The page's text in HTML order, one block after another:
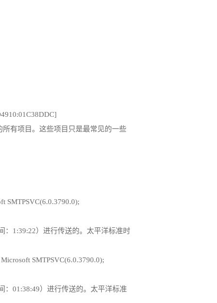
有项目。这些项目只是最常见的一些
SMTPSVC(6.0.3790.0);
：1:39:22）进行传送的。太平洋标准时
SMTPSVC(6.0.3790.0);
：01:38:49）进行传送的。太平洋标准